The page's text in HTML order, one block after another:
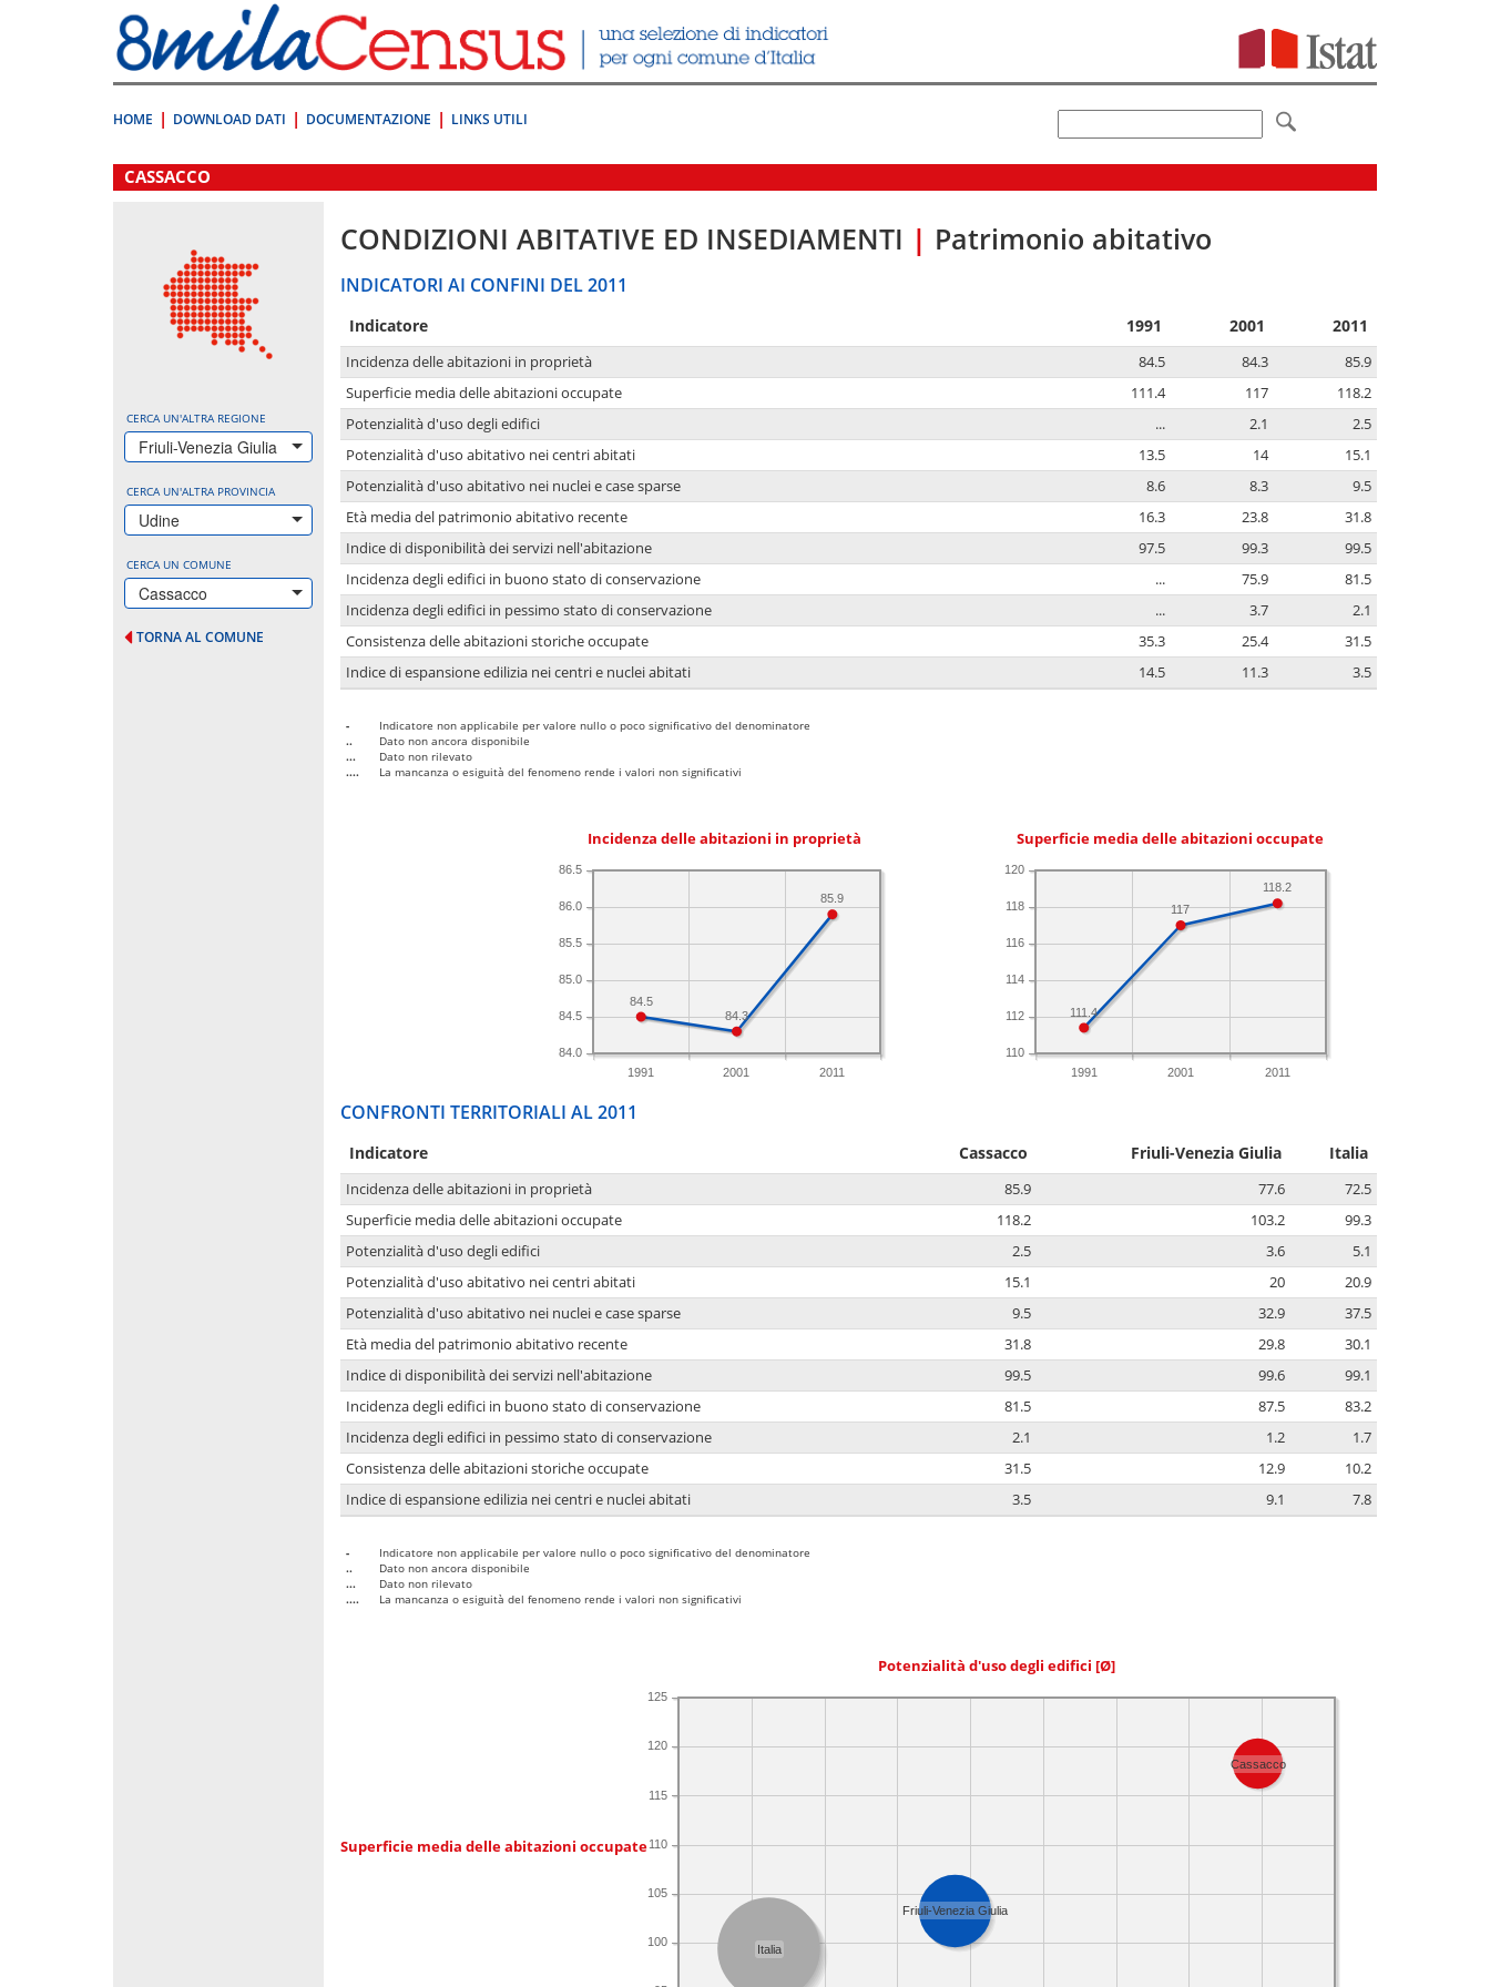
direttamente
a:
Contenuto
HOME DOWNLOAD DATI DOCUMENTAZIONE LINKS UTILI
.
CASSACCO
CERCA UN'ALTRA REGIONE
Friuli-Venezia Giulia
CERCA UN'ALTRA PROVINCIA
Udine
CERCA UN COMUNE
Cassacco
TORNA AL COMUNE
CONDIZIONI ABITATIVE ED INSEDIAMENTI | Patrimonio abitativo
INDICATORI AI CONFINI DEL 2011
Indicatore 1991 2001 2011
Incidenza delle abitazioni in proprietà 84.5 84.3
85.9
Superficie media delle abitazioni occupate
111.4 117
118.2
Potenzialità d'uso degli edifici
... 2.1
2.5
Potenzialità d'uso abitativo nei centri abitati
13.5 14
15.1
Potenzialità d'uso abitativo nei nuclei e case sparse
8.6 8.3
9.5
Età media del patrimonio abitativo recente
16.3 23.8
31.8
Indice di disponibilità dei servizi nell'abitazione
97.5 99.3
99.5
Incidenza degli edifici in buono stato di conservazione
... 75.9
81.5
Incidenza degli edifici in pessimo stato di conservazione
... 3.7
2.1
Consistenza delle abitazioni storiche occupate
35.3 25.4
31.5
Indice di espansione edilizia nei centri e nuclei abitati
14.5 11.3 3.5
-
Indicatore non applicabile per valore nullo o poco significativo del denominatore
..
Dato non ancora disponibile
...
Dato non rilevato
....
La mancanza o esiguità del fenomeno rende i valori non significativi
Incidenza delle abitazioni in proprietà
1991 2001 2011
84.0
84.5
85.0
85.5
86.0
86.5
85.9
84.3
84.5
Superficie media delle abitazioni occupate
1991 2001 2011
110
112
114
116
118
120
118.2
117
111.4
CONFRONTI TERRITORIALI AL 2011
Indicatore Cassacco Friuli-Venezia Giulia Italia
Incidenza delle abitazioni in proprietà 85.9 77.6
72.5
Superficie media delle abitazioni occupate
118.2 103.2
99.3
Potenzialità d'uso degli edifici
2.5 3.6
5.1
Potenzialità d'uso abitativo nei centri abitati
15.1 20
20.9
Potenzialità d'uso abitativo nei nuclei e case sparse
9.5 32.9
37.5
Età media del patrimonio abitativo recente
31.8 29.8
30.1
Indice di disponibilità dei servizi nell'abitazione
99.5 99.6
99.1
Incidenza degli edifici in buono stato di conservazione
81.5 87.5
83.2
Incidenza degli edifici in pessimo stato di conservazione
2.1 1.2
1.7
Consistenza delle abitazioni storiche occupate
31.5 12.9
10.2
Indice di espansione edilizia nei centri e nuclei abitati
3.5 9.1 7.8
-
Indicatore non applicabile per valore nullo o poco significativo del denominatore
..
Dato non ancora disponibile
...
Dato non rilevato
....
La mancanza o esiguità del fenomeno rende i valori non significativi
Potenzialità d'uso degli edifici [Ø]
Superficie media delle abitazioni occupate
100
105
110
115
120
125
Italia
Friuli-Venezia Giulia
Cassacco